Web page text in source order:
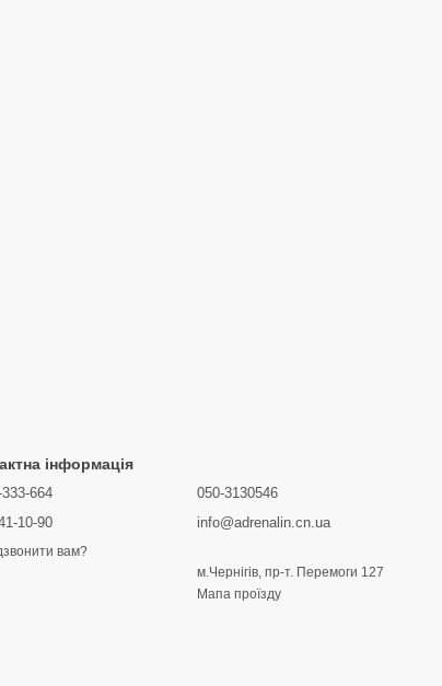
інформація
664
10-90
вам?
050-3130546
info@adrenalin.cn.ua
м.Чернігів, пр-т. Перемоги 127
Мапа проїзду